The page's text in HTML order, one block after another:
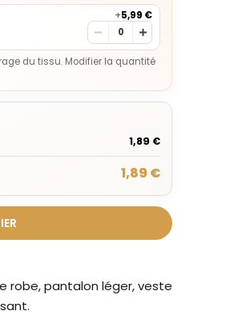
+5,99 €
du tissu. Modifier la quantité
1,89 €
1,89 €
robe, pantalon léger, veste